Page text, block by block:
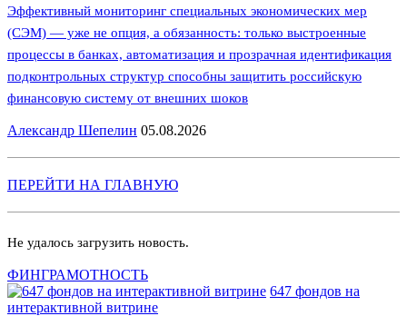
Эффективный мониторинг специальных экономических мер
(СЭМ) — уже не опция, а обязанность: только выстроенные
процессы в банках, автоматизация и прозрачная идентификация
подконтрольных структур способны защитить российскую
финансовую систему от внешних шоков
Александр Шепелин 05.08.2026
ПЕРЕЙТИ НА ГЛАВНУЮ
Не удалось загрузить новость.
ФИНГРАМОТНОСТЬ
647 фондов на
интерактивной витрине